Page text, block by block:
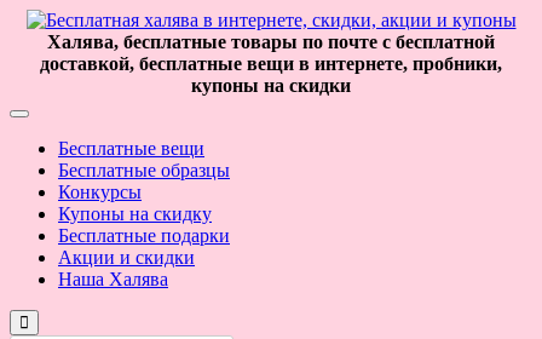
Халява, бесплатные товары по почте с бесплатной
доставкой, бесплатные вещи в интернете, пробники,
купоны на скидки
Бесплатные вещи
Бесплатные образцы
Конкурсы
Купоны на скидку
Бесплатные подарки
Акции и скидки
Наша Халява